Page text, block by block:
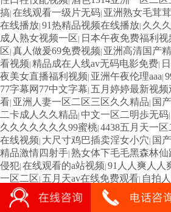
搞| 在线观看一级片无码| 亚洲熟女毛茸
在线播放| 91热精品视频在线播放| 久久
成人熟女视频一区| 日本午夜免费福利视
区| 真人做爰69免费视频| 亚洲高清国产
看视频| 精品成在人线av无码电影免费|
夜美女直播福利视频| 亚洲午夜伦理aaa|
77字幕网77中文字幕| 五月婷婷最新视频
看| 亚洲人妻一区二区三区久久精品| 国
二卡成人久久精品| 中文一区二明歩无码|
久久久久久久久99蜜桃| 4438五月天一区
在线视频| 大尺寸鸡巴插卖淫女小穴| 国
精品激情四射手| 熟女体下毛毛黑森林仙
侵犯| 在线观看的a站视频| 91人人爽人人
一区二区| 五月天av在线免费观看| 自拍
帽看着娇妻3p在线观看
67194线在线精
久久午夜电影 |日本性生活视频观看免费